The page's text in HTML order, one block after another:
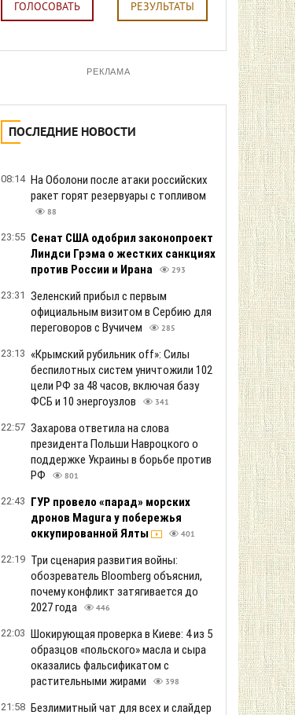
ГОЛОСОВАТЬ РЕЗУЛЬТАТЫ
РЕКЛАМА
ПОСЛЕДНИЕ НОВОСТИ
08:14 На Оболони после атаки российских
ракет горят резервуары с топливом
88
23:55 Сенат США одобрил законопроект
Линдси Грэма о жестких санкциях
против России и Ирана
293
23:31 Зеленский прибыл с первым
официальным визитом в Сербию для
переговоров с Вучичем
285
23:13 «Крымский рубильник off»: Силы
беспилотных систем уничтожили 102
цели РФ за 48 часов, включая базу
ФСБ и 10 энергоузлов
341
22:57 Захарова ответила на слова
президента Польши Навроцкого о
поддержке Украины в борьбе против
РФ
801
22:43 ГУР провело «парад» морских
дронов Magura у побережья
оккупированной Ялты
401
22:19 Три сценария развития войны:
обозреватель Bloomberg объяснил,
почему конфликт затягивается до
2027 года
446
22:03 Шокирующая проверка в Киеве: 4 из 5
образцов «польского» масла и сыра
оказались фальсификатом с
растительными жирами
398
21:58 Безлимитный чат для всех и слайдер